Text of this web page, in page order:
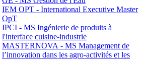
IEM OPT - International Executive Master
OpT
IPCI - MS Ingénierie de produits à
l'interface cuisine-industrie
MASTERNOVA - MS Management de
l’innovation dans les agro-activités et les